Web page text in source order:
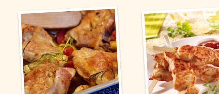
Datenschutzerklärung.
Alle
Konfigurieren